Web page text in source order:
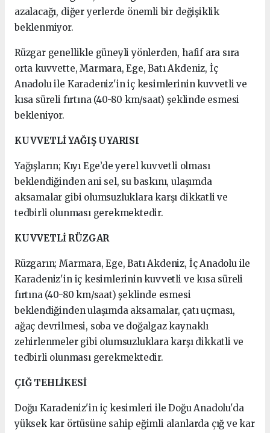
azalacağı, diğer yerlerde önemli bir değişiklik
beklenmiyor.
Rüzgar genellikle güneyli yönlerden, hafif ara sıra
orta kuvvette, Marmara, Ege, Batı Akdeniz, İç
Anadolu ile Karadeniz'in iç kesimlerinin kuvvetli ve
kısa süreli fırtına (40-80 km/saat) şeklinde esmesi
bekleniyor.
KUVVETLİ YAĞIŞ UYARISI
Yağışların; Kıyı Ege’de yerel kuvvetli olması
beklendiğinden ani sel, su baskını, ulaşımda
aksamalar gibi olumsuzluklara karşı dikkatli ve
tedbirli olunması gerekmektedir.
KUVVETLİ RÜZGAR
Rüzgarın; Marmara, Ege, Batı Akdeniz, İç Anadolu ile
Karadeniz'in iç kesimlerinin kuvvetli ve kısa süreli
fırtına (40-80 km/saat) şeklinde esmesi
beklendiğinden ulaşımda aksamalar, çatı uçması,
ağaç devrilmesi, soba ve doğalgaz kaynaklı
zehirlenmeler gibi olumsuzluklara karşı dikkatli ve
tedbirli olunması gerekmektedir.
ÇIĞ TEHLİKESİ
Doğu Karadeniz'in iç kesimleri ile Doğu Anadolu'da
yüksek kar örtüsüne sahip eğimli alanlarda çığ ve kar